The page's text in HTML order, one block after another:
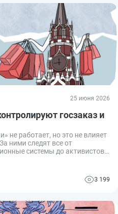
25 июня 2026
госзаказ и
не работает, но это не влияет
ними следят все от
системы до активистов и
есть эффективные способы
на практике.
3 199